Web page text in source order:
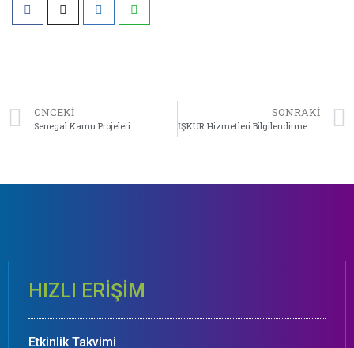
ÖNCEKI
Senegal Kamu Projeleri
SONRAKI
HIZLI ERİŞİM
Etkinlik Takvimi